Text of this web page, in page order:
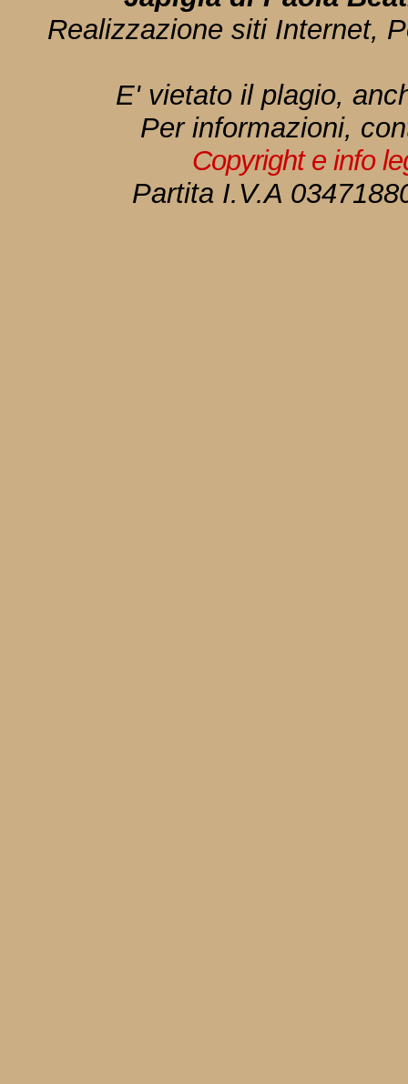
Realizzazione siti Internet,
E' vietato il plagio,
Per informazioni,
Copyright e info
Partita I.V.A